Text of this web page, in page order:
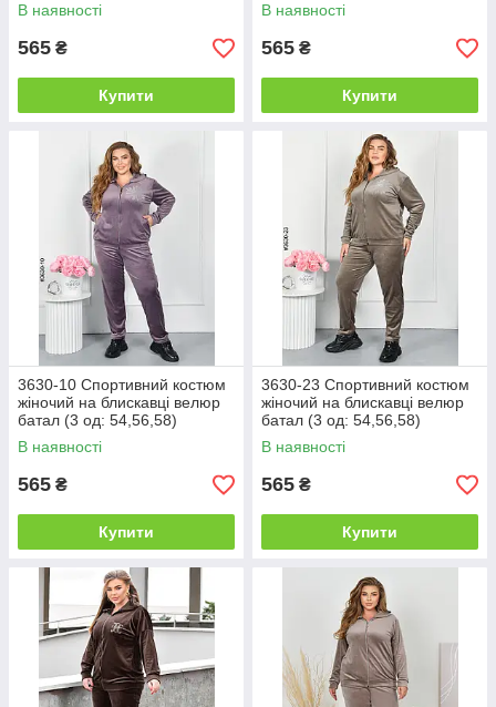
В наявності
565 ₴
Купити
В наявності
565 ₴
Купити
3630-10 Спортивний костюм
жіночий на блискавці велюр
батал (3 од: 54,56,58)
В наявності
565 ₴
Купити
3630-23 Спортивний костюм
жіночий на блискавці велюр
батал (3 од: 54,56,58)
В наявності
565 ₴
Купити